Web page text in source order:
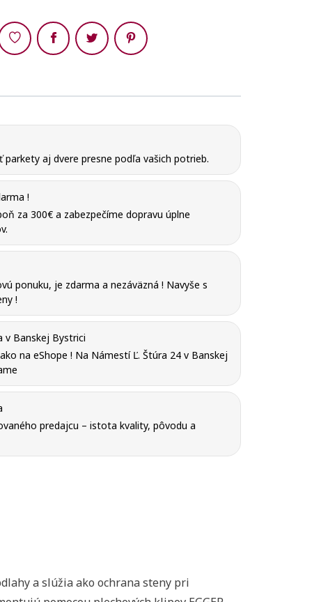
Zdieľaj
parkety aj dvere presne podľa vašich potrieb.
!
za 300€ a zabezpečíme dopravu úplne
ponuku, je zdarma a nezáväzná ! Navyše s
!
v Banskej Bystrici
na eShope ! Na Námestí Ľ. Štúra 24 v Banskej
predajcu – istota kvality, pôvodu a
a slúžia ako ochrana steny pri